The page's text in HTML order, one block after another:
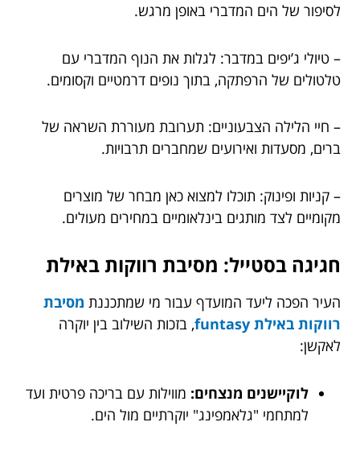
לסיפור של הים המדברי באופן מרגש.
– טיולי ג’יפים במדבר: לגלות את הנוף המדברי עם
טלטולים של הרפתקה, בתוך נופים דרמטיים וקסומים.
– חיי הלילה הצבעוניים: תערובת מעוררת השראה של
ברים, מסעדות ואירועים שמחברים תרבויות.
– קניות ופינוק: תוכלו למצוא כאן מבחר של מוצרים
מקומיים לצד מותגים בינלאומיים במחירים מעולים.
חגיגה בסטייל: מסיבת רווקות באילת
העיר הפכה ליעד המועדף עבור מי שמתכננת מסיבת
רווקות באילת funtasy
, בזכות השילוב בין יוקרה
לאקשן:
לוקיישנים מנצחים: מווילות עם בריכה פרטית ועד
למתחמי "גלאמפינג" יוקרתיים מול הים.